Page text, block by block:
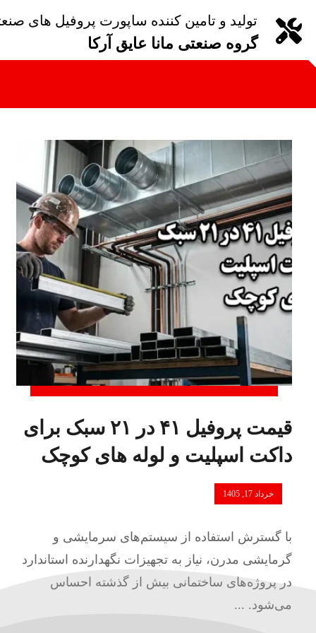
تولید و تامین کننده ساپورت پروفیل های
گروه صنعتی مانا عایق آرکا
قیمت پروفیل ۴۱ در ۲۱ سبک برای
داکت اسپلیت و لوله های کوچک
خرداد 17, 1405
با گسترش استفاده از سیستم‌های سرمایشی و
گرمایشی مدرن، نیاز به تجهیزات نگهدارنده استاندارد
در پروژه‌های ساختمانی بیش از گذشته احساس
می‌شود. ...